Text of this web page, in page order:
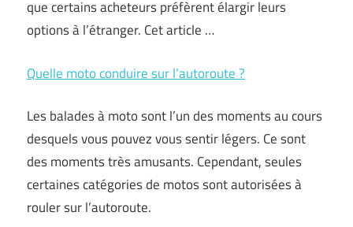
que certains acheteurs préfèrent élargir leurs
options à l’étranger. Cet article …
Quelle moto conduire sur l’autoroute ?
Les balades à moto sont l’un des moments au cours
desquels vous pouvez vous sentir légers. Ce sont
des moments très amusants. Cependant, seules
certaines catégories de motos sont autorisées à
rouler sur l’autoroute.